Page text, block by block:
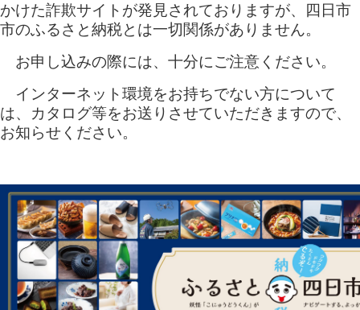
かけた詐欺サイトが発見されておりますが、
四日市
市のふるさと納税とは一切関係がありません。
お申し込みの際には、十分にご注意ください。
インターネット環境をお持ちでない方について
は、カタログ等をお送りさせていただきますので、
お知らせください。